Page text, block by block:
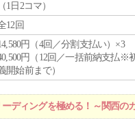
（1日2コマ）
12回
円（4回／分割支払い）×3
円（12回／一括前納支払※
開始前まで）
ディングを極める！～関西の